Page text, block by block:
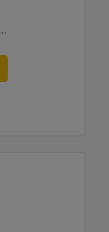
U.S. EPA & CARB Tier 4 Final, EU Stage V